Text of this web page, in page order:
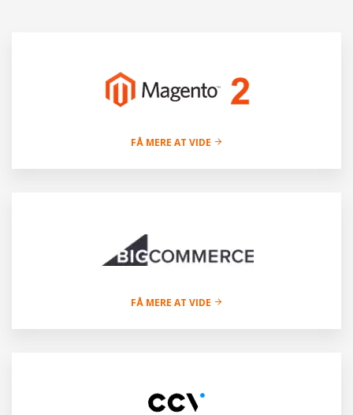
FÅ MERE AT VIDE
FÅ MERE AT VIDE